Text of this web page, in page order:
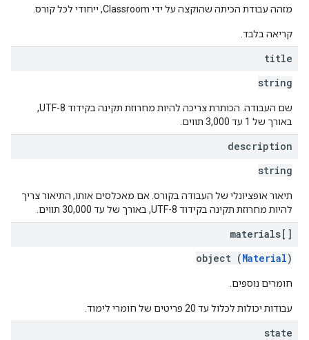
מזהה עבודת הכיתה שהוקצה על ידי Classroom, ייחודי לכל קורס.
קריאה בלבד.
title
string
שם העבודה. הכותרת צריכה להיות מחרוזת תקינה בקידוד UTF-8,
באורך של 1 עד 3,000 תווים.
description
string
תיאור אופציונלי של העבודה בקורס. אם מאכלסים אותו, התיאור צריך
להיות מחרוזת תקינה בקידוד UTF-8, באורך של עד 30,000 תווים.
materials[]
object (Material)
חומרים נוספים.
עבודות יכולות לכלול עד 20 פריטים של חומרי לימוד.
state